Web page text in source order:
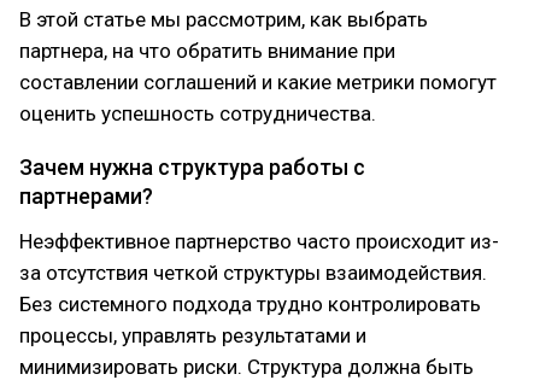
В этой статье мы рассмотрим, как выбрать
партнера, на что обратить внимание при
составлении соглашений и какие метрики помогут
оценить успешность сотрудничества.
Зачем нужна структура работы с
партнерами?
Неэффективное партнерство часто происходит из-
за отсутствия четкой структуры взаимодействия.
Без системного подхода трудно контролировать
процессы, управлять результатами и
минимизировать риски. Структура должна быть